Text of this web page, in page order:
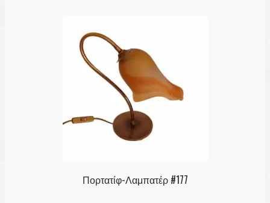
Πορτατίφ-Λαμπατέρ #177